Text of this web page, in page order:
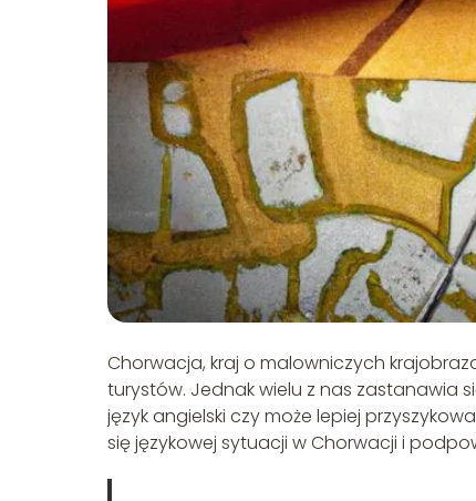
Chorwacja, kraj o malowniczych
turystów. Jednak wielu z nas zastanawia
język angielski czy może lepiej
się językowej sytuacji w Chorwacji i